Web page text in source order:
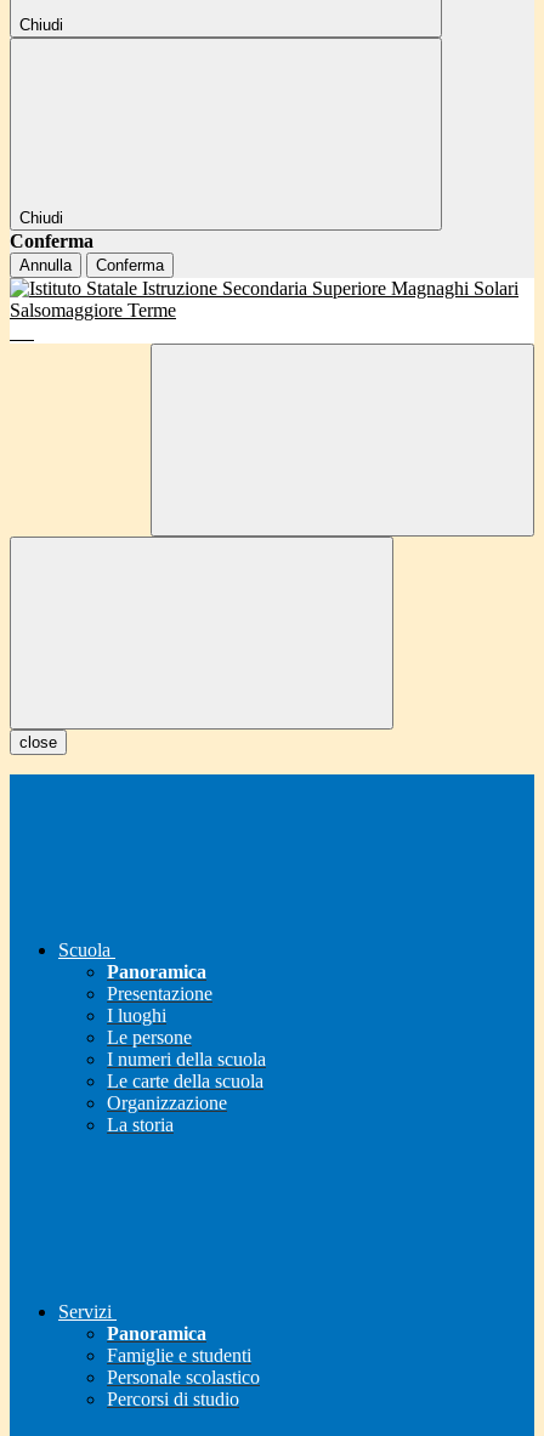
Chiudi
Chiudi
Conferma
Annulla Conferma
close
Scuola
Panoramica
Presentazione
I luoghi
Le persone
I numeri della scuola
Le carte della scuola
Organizzazione
La storia
Servizi
Panoramica
Famiglie e studenti
Personale scolastico
Percorsi di studio